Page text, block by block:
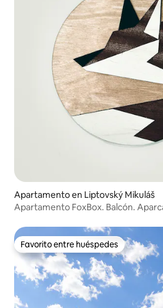
Apartamento en Liptovský Mikuláš
Apartamento FoxBox. Balcón.
Favorito entre huéspedes
Favorito entre huéspedes